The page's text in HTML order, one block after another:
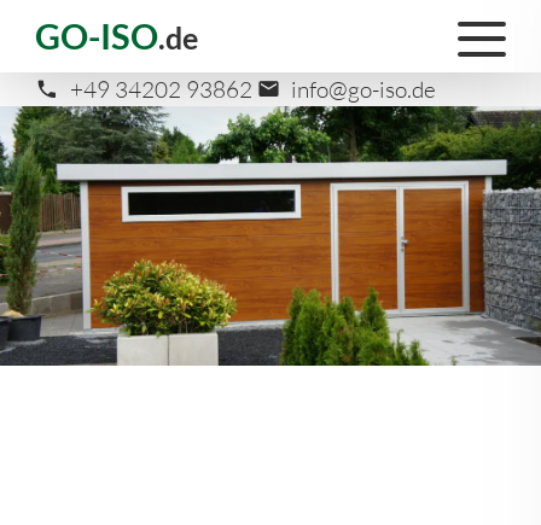
GO-ISO.de
+49 34202 93862 info@go-iso.de